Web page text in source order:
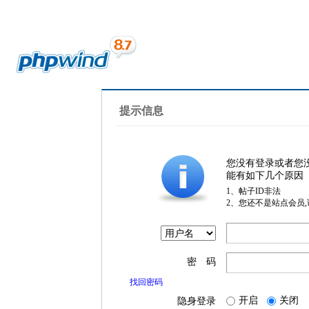
提示信息
您没有登录或者您
能有如下几个原因
1、帖子ID非法
2、您还不是站点会员
密 码
找回密码
隐身登录 开启 关闭